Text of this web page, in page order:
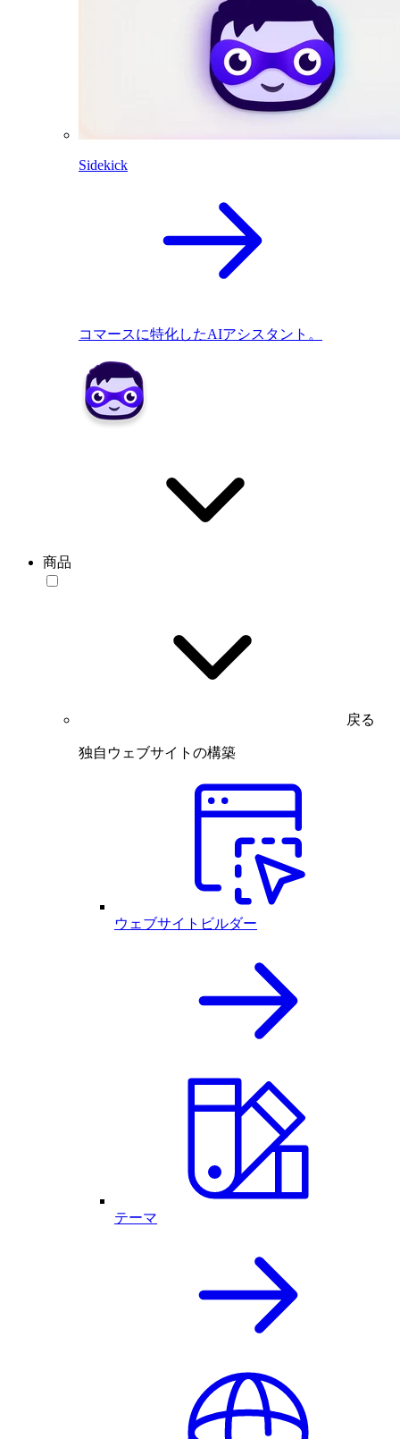
Sidekick
コマースに特化したAIアシスタント。
商品
戻る
独自ウェブサイトの構築
ウェブサイトビルダー
テーマ